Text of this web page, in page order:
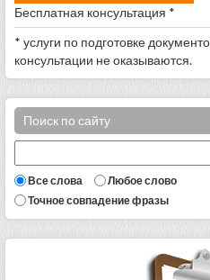
Бесплатная консультация *
* услуги по подготовке
консультации не оказываются.
Поиск по сайту
Все слова
Любое слово
Точное совпадение фразы